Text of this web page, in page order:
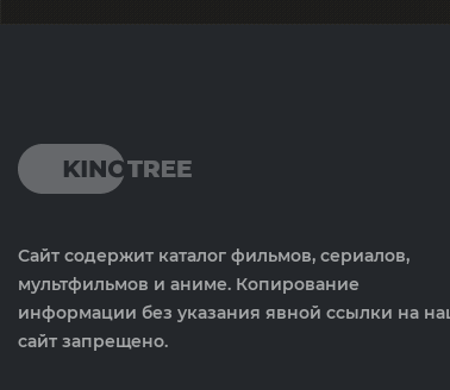
Сайт содержит каталог фильмов, сериалов,
мультфильмов и аниме. Копирование
информации без указания явной ссылки на
сайт запрещено.